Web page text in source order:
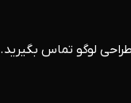
لوگو تماس بگیرید.